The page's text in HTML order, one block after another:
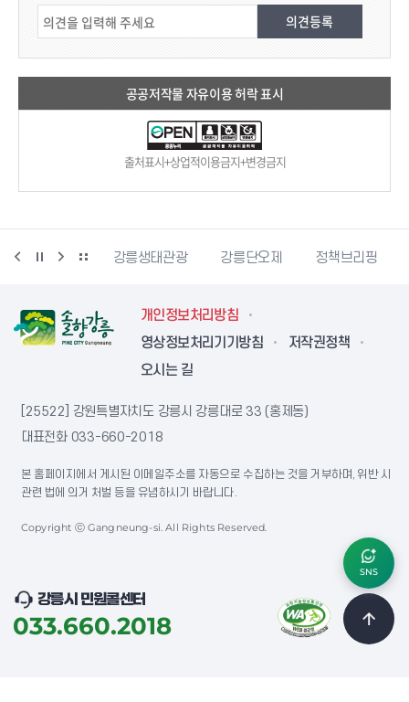
공공저작물 자유이용 허락 표시
출처표시+상업적이용금지+변경금지
동물사랑센터 강릉생태관광 강릉단오제 정책브리핑
개인정보처리방침
영상정보처리기기방침
저작권정책
오시는 길
[25522] 강원특별자치도 강릉시 강릉대로 33 (홍제동)
대표전화 033-660-2018
본 홈페이지에서 게시된 이메일주소를 자동으로 수집하는 것을 거부하며, 위반 시
관련 법에 의거 처벌 등을 유념하시기 바랍니다.
Copyright ⓒ Gangneung-si. All Rights Reserved.
강릉시 민원콜센터
033.660.2018
SNS